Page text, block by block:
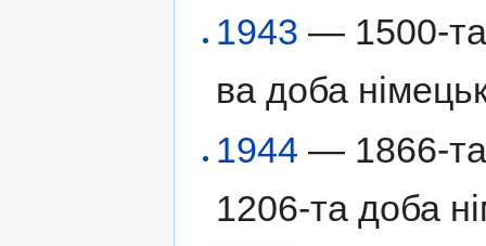
1943 — 1500-та
ва доба
1944 — 1866-та
1206-та доба